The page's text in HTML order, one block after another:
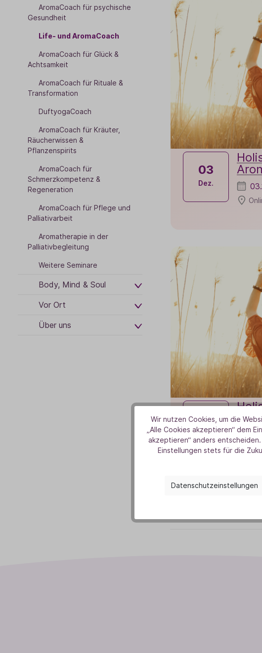
AromaCoach für psychische
Gesundheit
Life- und AromaCoach
AromaCoach für Glück &
Achtsamkeit
AromaCoach für Rituale &
Transformation
DuftyogaCoach
AromaCoach für Kräuter,
Räucherwissen &
Pflanzenspirits
AromaCoach für
Schmerzkompetenz &
Regeneration
AromaCoach für Pflege und
Palliativarbeit
Aromatherapie in der
Palliativbegleitung
Weitere Seminare
Body, Mind & Soul
Vor Ort
Über uns
03
Dez.
12
Nov.
Wir nutzen Cookies, um die
„Alle Cookies akzeptieren“ dem
akzeptieren“ anders
Einstellungen stets für die
Datenschutzeinstellungen